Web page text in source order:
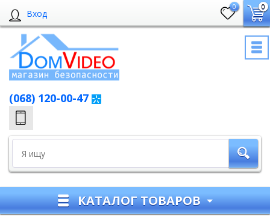
Вход
0 0
(068) 120-00-47
КАТАЛОГ ТОВАРОВ